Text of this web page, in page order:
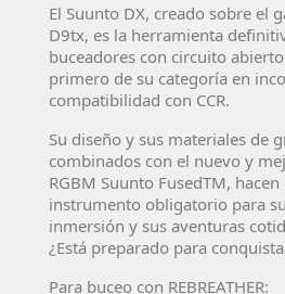
El Suunto DX, creado sobre el
D9tx, es la herramienta
buceadores con circuito
primero de su categoría en
compatibilidad con CCR.
Su diseño y sus materiales de
combinados con el nuevo y
RGBM Suunto FusedTM,
instrumento obligatorio para
inmersión y sus aventuras
¿Está preparado para
Para buceo con REBREATHER: